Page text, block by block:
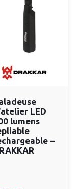
LED
lumens
–